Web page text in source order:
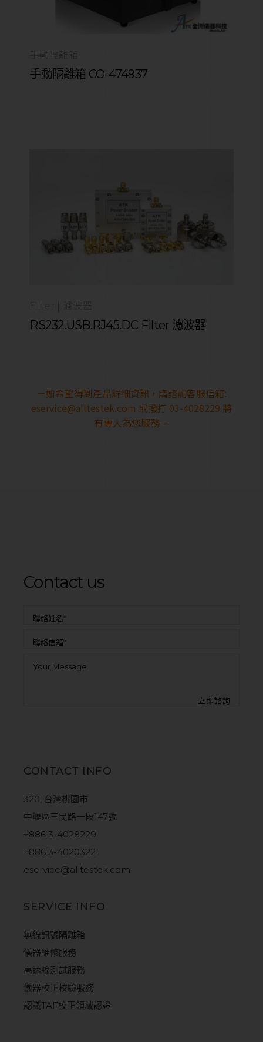
手動隔離箱 CO-474937
RS232.USB.RJ45.DC Filter 濾波器
－如希望得到產品詳細資訊，請諮詢客服信箱:
eservice@alltestek.com 或撥打 03-4028229 將
有專人為您服務－
Contact us
CONTACT INFO
320, 台灣桃園市
中壢區三民路一段147號
+886 3-4028229
+886 3-4020322
eservice@alltestek.com
SERVICE INFO
無線訊號隔離箱
儀器維修服務
高速線測試服務
儀器校正校驗服務
認識TAF校正領域認證